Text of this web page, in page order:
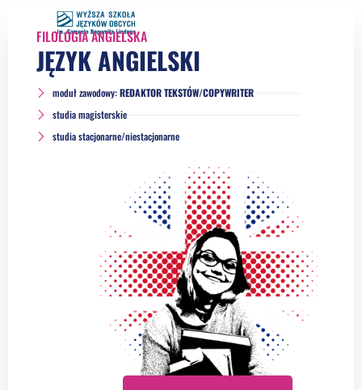
FILOLOGIA ANGIELSKA
JĘZYK ANGIELSKI
moduł zawodowy:REDAKTOR TEKSTÓW/COPYWRITER
studia magisterskie
studia stacjonarne/niestacjonarne